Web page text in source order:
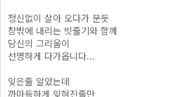
정신없이 살아 오다가 문듯
창밖에 내리는 빗줄기와 함께
당신의 그리움이
선명하게 다가옵니다...
잊은줄 알았는데
까마득하게 잊혀진줄만